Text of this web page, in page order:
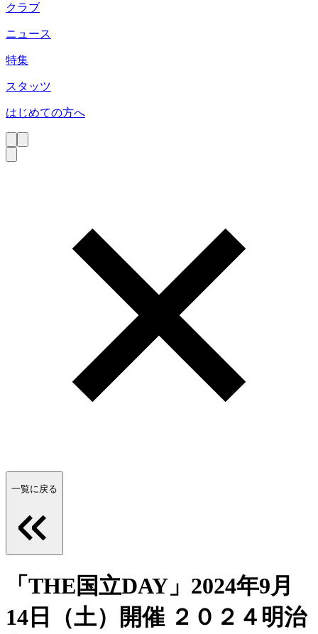
クラブ
ニュース
特集
スタッツ
はじめての方へ
一覧に戻る
「THE国立DAY」2024年9月
14日（土）開催 ２０２４明治